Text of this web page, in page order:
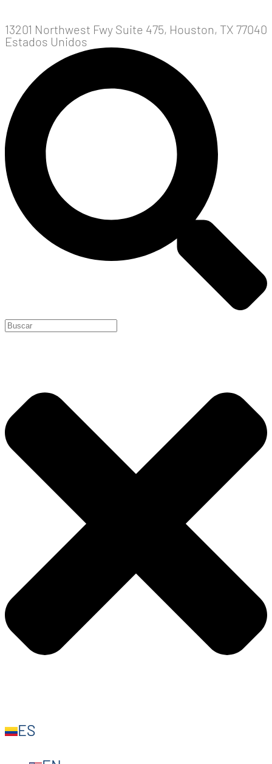
13201 Northwest Fwy Suite 475, Houston, TX 77040
Estados Unidos
ES